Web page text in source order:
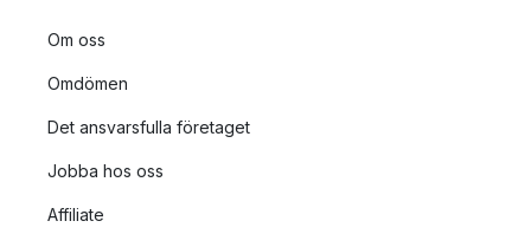
Om oss
Omdömen
Det ansvarsfulla företaget
Jobba hos oss
Affiliate